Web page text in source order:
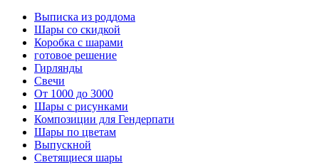
Выписка из роддома
Шары со скидкой
Коробка с шарами
готовое решение
Гирлянды
Свечи
От 1000 до 3000
Шары с рисунками
Композиции для Гендерпати
Шары по цветам
Выпускной
Светящиеся шары